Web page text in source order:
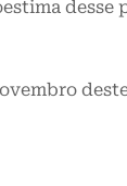
desse